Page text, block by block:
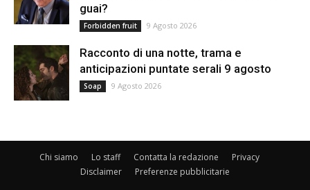
guai?
Forbidden fruit 9 Agosto 2026
Racconto di una notte, trama e
anticipazioni puntate serali 9 agosto
Soap 9 Agosto 2026
Chi siamo Lo staff Contatta la redazione
Privacy
Disclaimer
Preferenze pubblicitarie